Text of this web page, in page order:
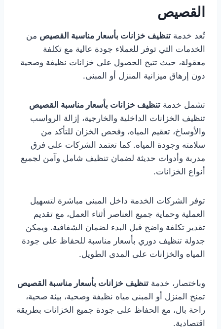
القصيص
تُعد خدمة تنظيف خزانات بأسعار مناسبة القصيص من
الخدمات التي توفر للعملاء جودة عالية مع تكلفة
معقولة، حيث تتيح الحصول على خزانات نظيفة وصحية
دون إرهاق ميزانية المنزل أو المبنى.
تشمل خدمة تنظيف خزانات بأسعار مناسبة القصيص
تنظيف الخزانات الداخلية والخارجية، إزالة الرواسب
والأوساخ، تعقيم المياه، وفحص الخزان للتأكد من
سلامته وجودة المياه. كما تعتمد الشركات على فرق
مدربة وأدوات حديثة لضمان تنظيف شامل وآمن لجميع
أنواع الخزانات.
توفر الشركات الخدمة داخل المبنى مباشرة لتسهيل
العملية وحماية جميع العناصر أثناء العمل، مع تقديم
تقدير تكلفة واضح قبل البدء لضمان الشفافية. ويمكن
جدولة تنظيف دوري بأسعار مناسبة للحفاظ على جودة
المياه والخزانات على المدى الطويل.
وباختصار، خدمة تنظيف خزانات بأسعار مناسبة القصيص
تمنح المنزل أو المبنى مياه نظيفة وصحية، بيئة صحية،
راحة بال، مع الحفاظ على جودة جميع الخزانات بطريقة
اقتصادية.